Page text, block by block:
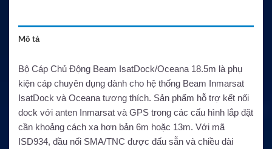
Mô tả
Bộ Cáp Chủ Động Beam IsatDock/Oceana 18.5m là phụ
kiện cáp chuyên dụng dành cho hệ thống Beam Inmarsat
IsatDock và Oceana tương thích. Sản phẩm hỗ trợ kết nối
dock với anten Inmarsat và GPS trong các cấu hình lắp đặt
cần khoảng cách xa hơn bản 6m hoặc 13m. Với mã
ISD934, đầu nối SMA/TNC được đấu sẵn và chiều dài